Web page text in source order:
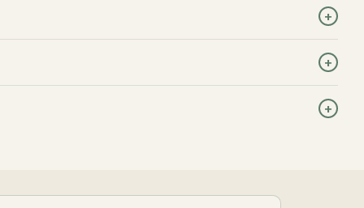
+
+
+